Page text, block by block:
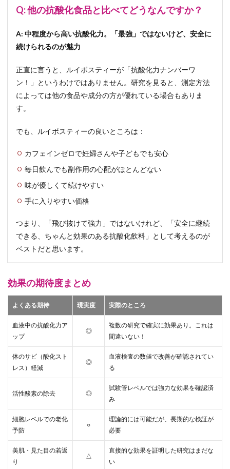
Q: 他の抗酸化食品と比べてどうなんですか？
A: 中程度から高い抗酸化力。「最強」ではないけど、安全に
続けられるのが魅力
正直に言うと、ルイボスティーが「抗酸化力ナンバーワ
ン！」というわけではありません。研究を見ると、測定方法
によっては他の食品や成分の方が優れている場合もありま
す。
でも、ルイボスティーの良いところは：
カフェインゼロで妊婦さんや子どもでも安心
毎日飲んでも副作用の心配がほとんどない
味が優しくて続けやすい
手に入りやすい価格
つまり、「飛び抜けて強力」ではないけれど、「安全に継続
できる、ちゃんと効果のある抗酸化飲料」として考えるのが
ベストだと思います。
効果の期待度まとめ
よくある期待 現実度 実際のところ
血液中の抗酸化力ア
ップ
◎
複数の研究で確実に効果あり。これは
間違いない！
体のサビ（酸化スト
レス）軽減
◎
血液検査の数値で改善が確認されてい
る
活性酸素の除去 ◎
試験管レベルでは強力な効果を確認済
み
細胞レベルでの老化
予防
○
理論的には可能だが、長期的な検証が
必要
美肌・見た目の若返
り
△
直接的な効果を証明した研究はまだな
い